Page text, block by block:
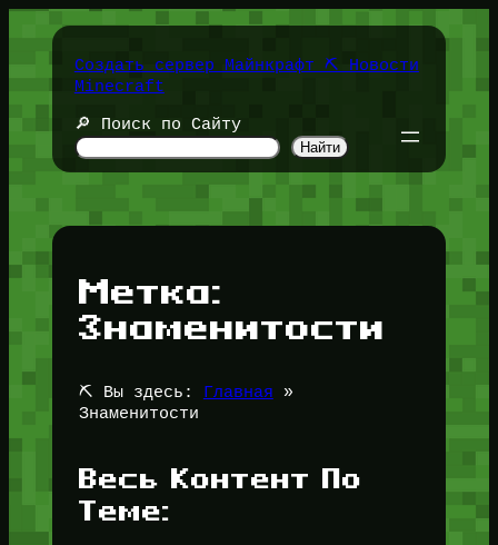
содержимомуСоздать сервер Майнкрафт ⛏️ Новости
Minecraft
🔎 Поиск по Сайту
Найти
Метка:
Знаменитости
⛏️ Вы здесь: Главная »
Знаменитости
Весь Контент По
Теме: